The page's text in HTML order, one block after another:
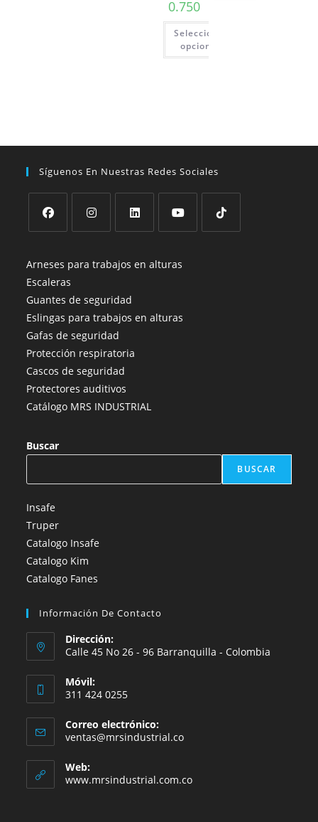
0.750Rango
de
precios:
desde
$ 428.400
hasta
Seleccionar
opciones
Este
la
de
Síguenos En Nuestras Redes Sociales
abre
en
una
nueva
pestaña
abre
una
nueva
pestaña
abre
una
nueva
pestaña
abre
nueva
Arneses para trabajos en alturas
Escaleras
Guantes de seguridad
Eslingas para trabajos en alturas
Gafas de seguridad
Protección respiratoria
Cascos de seguridad
Protectores auditivos
Catálogo MRS INDUSTRIAL
Buscar
BUSCAR
Insafe
Truper
Catalogo Insafe
Catalogo Kim
Catalogo Fanes
Información De Contacto
Dirección:
Calle 45 No 26 - 96 Barranquilla - Colombia
Móvil:
311 424 0255
Correo electrónico:
ventas@mrsindustrial.coSe
tu
aplicación
Web:
www.mrsindustrial.com.co